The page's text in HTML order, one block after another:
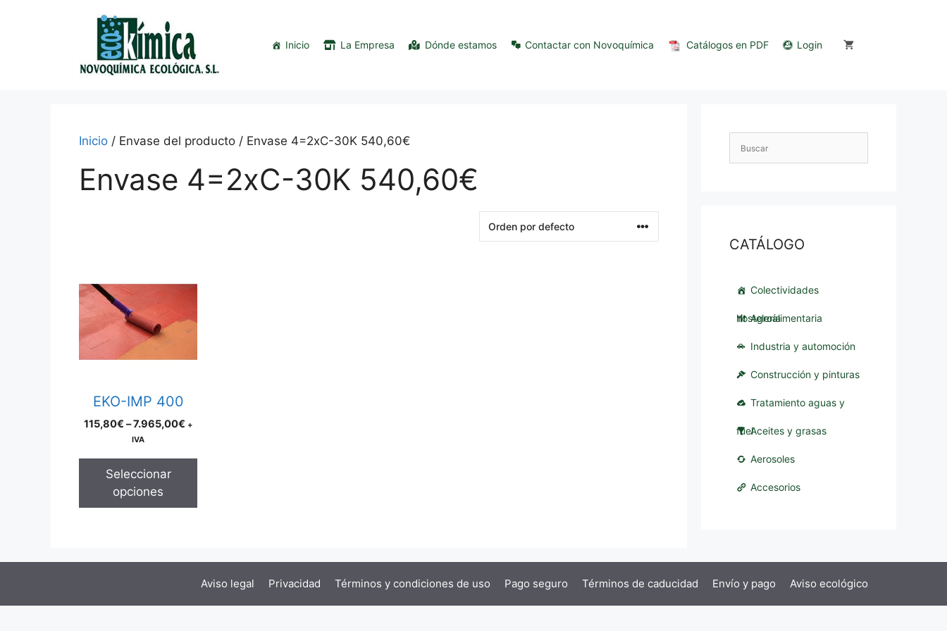
Inicio La Empresa Dónde estamos Contactar con Novoquímica Catálogos en PDF Login
Inicio / Envase del producto / Envase 4=2xC-30K 540,60€
Envase 4=2xC-30K 540,60€
EKO-IMP 400
115,80€ –7.965,00€ Price
+
IVA
Seleccionar
opciones
product
has
multiple
variants.
The
may
chosen
product
CATÁLOGO
Colectividades
hostelería
Agroalimentaria
Industria y automoción
Construcción y pinturas
Tratamiento aguas y
fuelAceites y grasas
Aerosoles
Accesorios
Aviso legal Privacidad Términos y condiciones de uso Pago seguro Términos de caducidad Envío y pago Aviso ecológico